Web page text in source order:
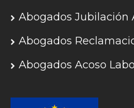
Abogados Jubilación
Abogados
Abogados Acoso